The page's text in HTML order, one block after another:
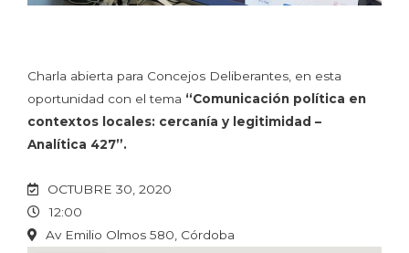
Charla abierta para Concejos Deliberantes, en esta
oportunidad con el tema “Comunicación política en
contextos locales: cercanía y legitimidad –
Analítica 427”.
OCTUBRE 30, 2020
12:00
Av Emilio Olmos 580, Córdoba